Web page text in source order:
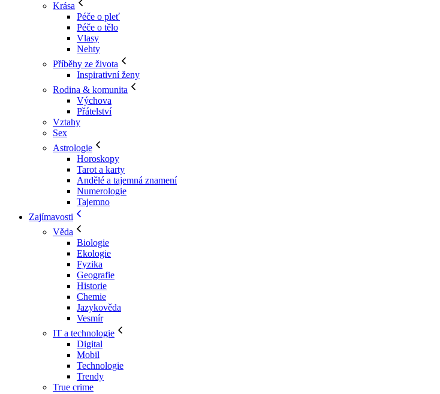
Krása
Péče o pleť
Péče o tělo
Vlasy
Nehty
Příběhy ze života
Inspirativní ženy
Rodina & komunita
Výchova
Přátelství
Vztahy
Sex
Astrologie
Horoskopy
Tarot a karty
Andělé a tajemná znamení
Numerologie
Tajemno
Zajímavosti
Věda
Biologie
Ekologie
Fyzika
Geografie
Historie
Chemie
Jazykověda
Vesmír
IT a technologie
Digital
Mobil
Technologie
Trendy
True crime